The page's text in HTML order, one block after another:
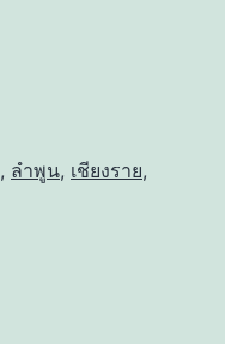
, ลำพูน, เชียงราย,